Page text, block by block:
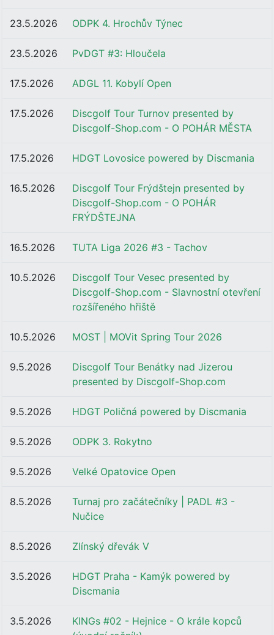
23.5.2026 ODPK 4. Hrochův Týnec
23.5.2026 PvDGT #3: Hloučela
17.5.2026 ADGL 11. Kobylí Open
17.5.2026
Discgolf Tour Turnov presented by
Discgolf-Shop.com - O POHÁR MĚSTA
17.5.2026 HDGT Lovosice powered by Discmania
16.5.2026
Discgolf Tour Frýdštejn presented by
Discgolf-Shop.com - O POHÁR
FRÝDŠTEJNA
16.5.2026 TUTA Liga 2026 #3 - Tachov
10.5.2026
Discgolf Tour Vesec presented by
Discgolf-Shop.com - Slavnostní otevření
rozšířeného hřiště
10.5.2026 MOST | MOVit Spring Tour 2026
9.5.2026
Discgolf Tour Benátky nad Jizerou
presented by Discgolf-Shop.com
9.5.2026 HDGT Poličná powered by Discmania
9.5.2026 ODPK 3. Rokytno
9.5.2026 Velké Opatovice Open
8.5.2026
Turnaj pro začátečníky | PADL #3 -
Nučice
8.5.2026 Zlínský dřevák V
3.5.2026
HDGT Praha - Kamýk powered by
Discmania
3.5.2026
KINGs #02 - Hejnice - O krále kopců